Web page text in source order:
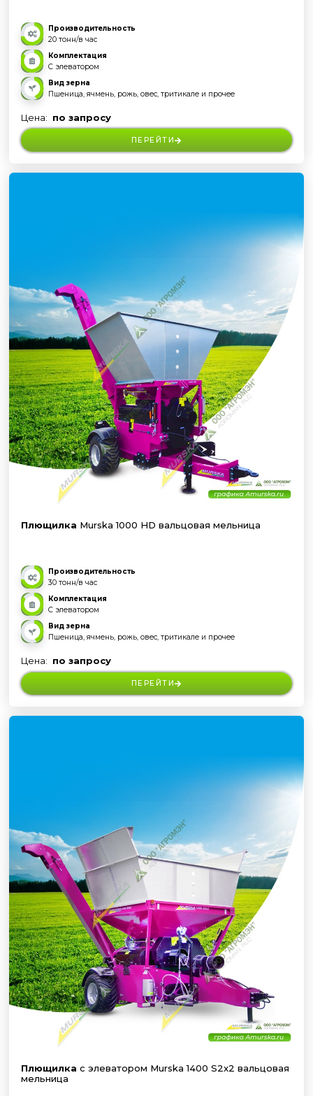
Производительность
20 тонн/в час
Комплектация
С элеватором
Вид зерна
Пшеница, ячмень, рожь, овес, тритикале и прочее
Цена: по запросу
ПЕРЕЙТИ
Плющилка Murska 1000 HD вальцовая мельница
Производительность
30 тонн/в час
Комплектация
С элеватором
Вид зерна
Пшеница, ячмень, рожь, овес, тритикале и прочее
Цена: по запросу
ПЕРЕЙТИ
Плющилка с элеватором Murska 1400 S2x2 вальцовая
мельница